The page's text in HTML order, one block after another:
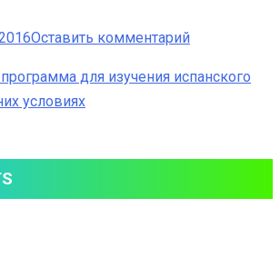
Оставить комментарийк
Stone:
изучения